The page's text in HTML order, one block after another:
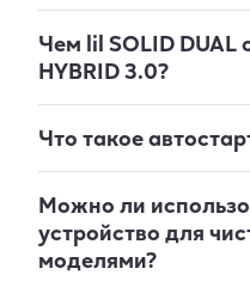
Чем lil SOLID DUAL
HYBRID 3.0?
Что такое
Можно ли
устройство для
моделями?